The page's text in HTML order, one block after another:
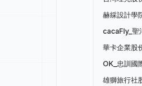
赫綵設計學
cacaFly_聖
華卡企業股
OK_忠訓國
雄獅旅行社